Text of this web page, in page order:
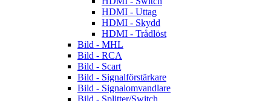
HDMI - Uttag
HDMI - Skydd
HDMI - Trådlöst
Bild - MHL
Bild - RCA
Bild - Scart
Bild - Signalförstärkare
Bild - Signalomvandlare
Bild - Splitter/Switch